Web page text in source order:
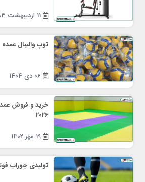
11 اردیبهشت 1403
توپ والیبال عمده
06 دی 1404
خرید و فروش
2026
19 مهر 1402
تولیدی جوراب